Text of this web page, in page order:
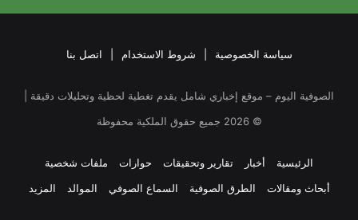
سياسة الخصوصية شروط الاستخدام اتصل بنا
الصوفية اليوم – موقع إخباري شامل يقدم تغطية لحظية وتحليلات دقيقة |
©
2026 جميع حقوق الملكية محفوظة
الرئيسية أخبار تقارير وتحقيقات حوارات
ملفات شخصية
أبحاث ومقالات
الطرق الصوفية السماع الصوفي الموالد المزيد